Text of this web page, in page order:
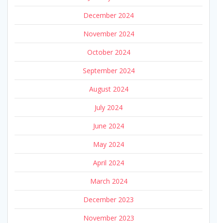
December 2024
November 2024
October 2024
September 2024
August 2024
July 2024
June 2024
May 2024
April 2024
March 2024
December 2023
November 2023